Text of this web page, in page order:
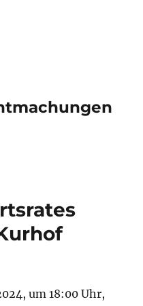
um 18:00 Uhr,